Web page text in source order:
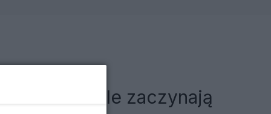
kontrole zaczynają